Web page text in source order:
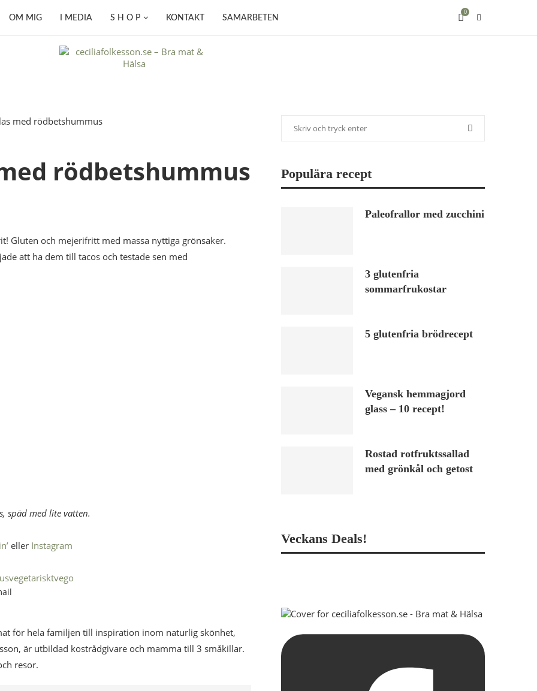
OM MIG I MEDIA S H O P KONTAKT SAMARBETEN
0
rödbetshummus
Gluten och mejerifritt med massa nyttiga grönsaker.
att ha dem till tacos och testade sen med
späd med lite vatten.
eller Instagram
vegetarisktvego
för hela familjen till inspiration inom naturlig skönhet,
är utbildad kostrådgivare och mamma till 3 småkillar.
resor.
Populära recept
Paleofrallor med zucchini
3 glutenfria
sommarfrukostar
5 glutenfria brödrecept
Vegansk hemmagjord
glass – 10 recept!
Rostad rotfruktssallad
med grönkål och getost
Veckans Deals!